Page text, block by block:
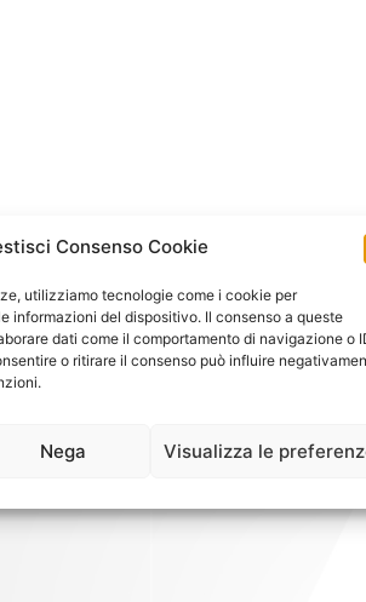
Consenso Cookie
utilizziamo tecnologie come i cookie per
informazioni del dispositivo. Il consenso a queste
dati come il comportamento di navigazione o
o ritirare il consenso può influire
Nega Visualizza le